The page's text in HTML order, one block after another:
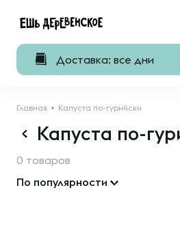
Доставка: все дни
Главная Капуста по-гурийски
Капуста по-
0 товаров
По популярности